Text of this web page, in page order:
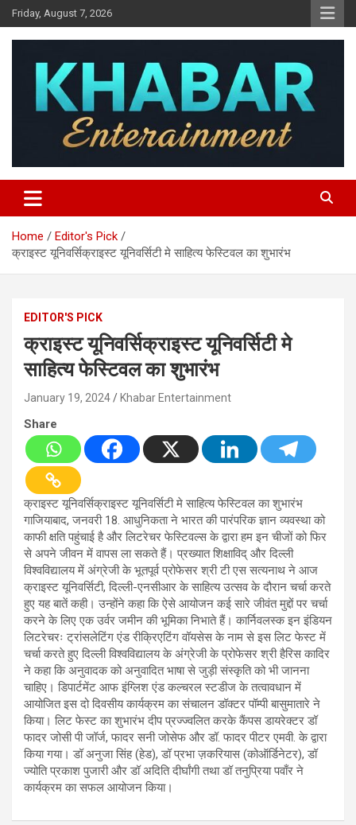
Skip
to
content
Friday, August 7, 2026
Khabar Entertainment
Home
Editor's Pick
क्राइस्ट यूनिवर्सिक्राइस्ट यूनिवर्सिटी मे साहित्य फेस्टिवल का शुभारंभ
EDITOR'S PICK
क्राइस्ट यूनिवर्सिक्राइस्ट यूनिवर्सिटी मे
साहित्य फेस्टिवल का शुभारंभ
January 19, 2024 Khabar Entertainment
Share
क्राइस्ट यूनिवर्सिक्राइस्ट यूनिवर्सिटी मे साहित्य फेस्टिवल का शुभारंभ
गाजियाबाद, जनवरी 18. आधुनिकता ने भारत की पारंपरिक ज्ञान व्यवस्था को
काफी क्षति पहुंचाई है और लिटरेचर फेस्टिवल्स के द्वारा हम इन चीजों को फिर
से अपने जीवन में वापस ला सकते हैं। प्रख्यात शिक्षाविद् और दिल्ली
विश्वविद्यालय में अंग्रेजी के भूतपूर्व प्रोफेसर श्री टी एस सत्यनाथ ने आज
क्राइस्ट यूनिवर्सिटी, दिल्ली-एनसीआर के साहित्य उत्सव के दौरान चर्चा करते
हुए यह बातें कही। उन्होंने कहा कि ऐसे आयोजन कई सारे जीवंत मुद्दों पर चर्चा
करने के लिए एक उर्वर जमीन की भूमिका निभाते हैं। कार्निवलस्क इन इंडियन
लिटरेचरः ट्रांसलेटिंग एंड रीक्रिएटिंग वॉयसेस के नाम से इस लिट फेस्ट में
चर्चा करते हुए दिल्ली विश्वविद्यालय के अंग्रेजी के प्रोफेसर श्री हैरिस कादिर
ने कहा कि अनुवादक को अनुवादित भाषा से जुड़ी संस्कृति को भी जानना
चाहिए। डिपार्टमेंट आफ इंग्लिश एंड कल्चरल स्टडीज के तत्वावधान में
आयोजित इस दो दिवसीय कार्यक्रम का संचालन डॉक्टर पॉम्पी बासुमातारे ने
किया। लिट फेस्ट का शुभारंभ दीप प्रज्ज्वलित करके कैंपस डायरेक्टर डॉ
फादर जोसी पी जॉर्ज, फादर सनी जोसेफ और डॉ. फादर पीटर एमवी. के द्वारा
किया गया। डॉ अनुजा सिंह (हेड), डॉ प्रभा ज़करियास (कोऑर्डिनेटर), डॉ
ज्योति प्रकाश पुजारी और डॉ अदिति दीर्घांगी तथा डॉ तनुप्रिया पवाँर ने
कार्यक्रम का सफल आयोजन किया।